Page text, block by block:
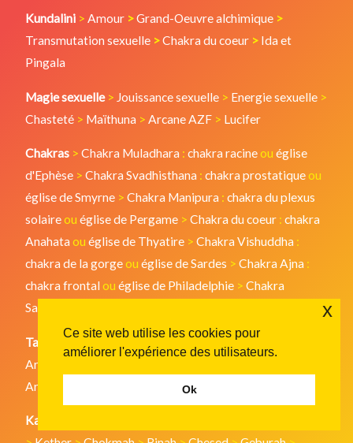
Kundalini > Amour >Grand-Oeuvre alchimique >
Transmutation sexuelle >Chakra du coeur > Ida et
Pingala
Magie sexuelle> Jouissance sexuelle > Energie sexuelle >
Chasteté > Maïthuna > Arcane AZF > Lucifer
Chakras > Chakra Muladhara : chakra racineou église
d'Ephèse > Chakra Svadhisthana : chakra prostatique ou
église de Smyrne > Chakra Manipura : chakra du plexus
solaireou église de Pergame > Chakra du coeur : chakra
Anahata ou église de Thyatire > Chakra Vishuddha :
chakra de la gorgeou église de Sardes > Chakra Ajna :
chakra frontalou église de Philadelphie > Chakra
Sahasrara
Tarot Divinatoire> Arcane 1> Arcane 2>Arcane 3
Arcane 4
Arcane 9
Kabbale
Ce site web utilise les cookies pour
améliorer l'expérience des utilisateurs.
Ok
x